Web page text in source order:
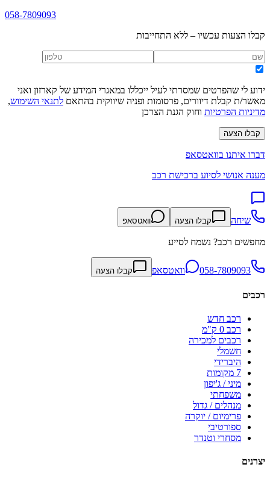
058-7809093
קבלו הצעות עכשיו – ללא התחייבות
ידוע לי שהפרטים שמסרתי לעיל ייכללו במאגרי המידע של קארזון ואני
מאשר/ת קבלת דיוורים, פרסומות ופניה שיווקית בהתאם לתנאי השימוש,
מדיניות הפרטיות וחוק הגנת הצרכן
קבלו הצעה
דברו איתנו בוואטסאפ
מענה אנושי לסיוע ברכישת רכב
שיחה קבלו הצעה וואטסאפ
מחפשים רכב? נשמח לסייע
058-7809093 וואטסאפ קבלו הצעה
רכבים
רכב חדש
רכב 0 ק"מ
רכבים למכירה
חשמלי
היברידי
7 מקומות
מיני / ג'יפון
משפחתי
מנהלים / גדול
פרימיום / יוקרה
ספורטיבי
מסחרי וטנדר
יצרנים